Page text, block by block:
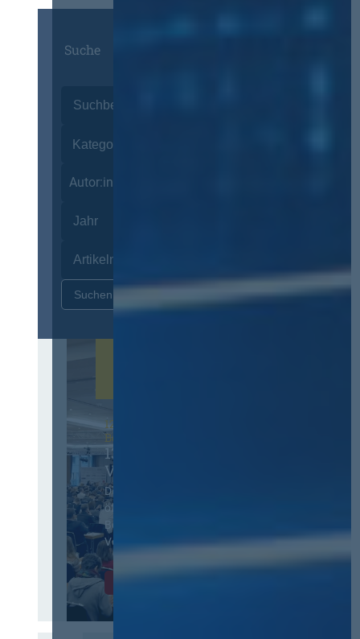
Suche
Autor:innen
Zurücksetzen
12. & 13. November 2026 in
Berlin
13. Deutscher
Vergabetag
Der Jahreskongress für
öffentliches
Beschaffungswesen und
Vergaberecht